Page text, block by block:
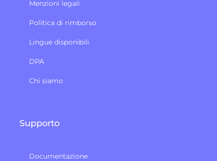
Menzioni legali
Politica di rimborso
Lingue disponibili
DPA
Chi siamo
Supporto
Documentazione